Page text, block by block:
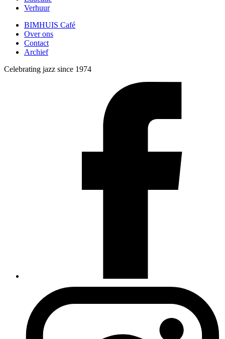
Verhuur
BIMHUIS Café
Over ons
Contact
Archief
Celebrating jazz since 1974